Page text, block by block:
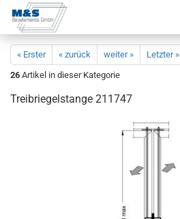
« Erster « zurück weiter »
Letzter »
26 Artikel in dieser Kategorie
Trei­brie­gel­stan­ge 211747